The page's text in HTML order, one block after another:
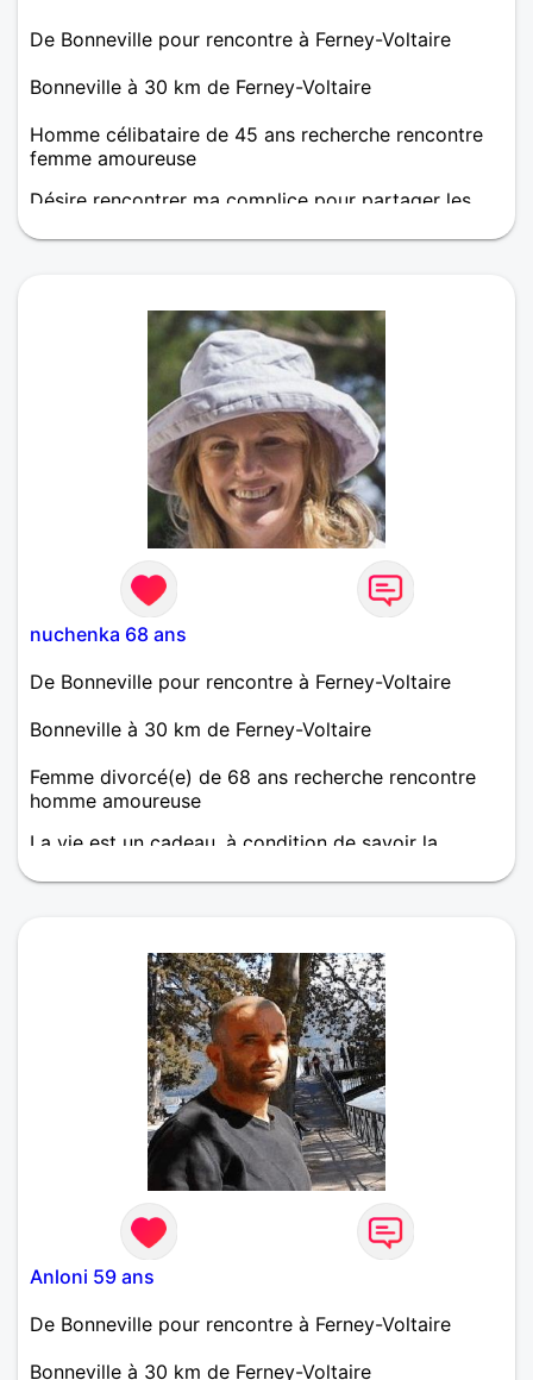
De Bonneville pour rencontre à Ferney-Voltaire
Bonneville à 30 km de Ferney-Voltaire
Homme célibataire de 45 ans recherche rencontre
femme amoureuse
Désire rencontrer ma complice pour partager les
connaître, sortir, apprécier un bon restaurant, aller
mettent à parler ... ce sera un bonheur.
nuchenka 68 ans
De Bonneville pour rencontre à Ferney-Voltaire
Bonneville à 30 km de Ferney-Voltaire
Femme divorcé(e) de 68 ans recherche rencontre
homme amoureuse
La vie est un cadeau, à condition de savoir la
Anloni 59 ans
De Bonneville pour rencontre à Ferney-Voltaire
Bonneville à 30 km de Ferney-Voltaire